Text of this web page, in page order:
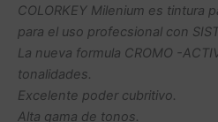
COLORKEY Milenium es tintura
para el uso profecsional con
La nueva formula CROMO -
tonalidades.
Excelente poder cubritivo.
Alta gama de tonos.